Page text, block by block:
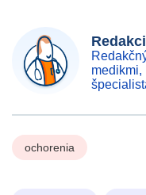
medikmi,
ochorenia